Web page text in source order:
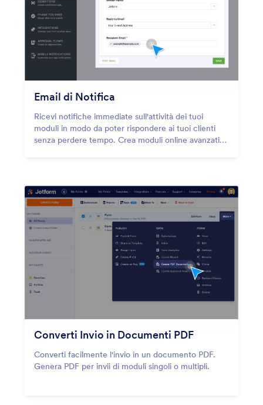
Email di Notifica
Ricevi notifiche immediate sull'attività dei tuoi
moduli in modo da poter rispondere ai tuoi clienti
senza perdere tempo. Crea moduli online avanzati
Converti Invio in Documenti PDF
Converti facilmente l'invio in un documento PDF.
Genera PDF per invii di moduli singoli o multipli.